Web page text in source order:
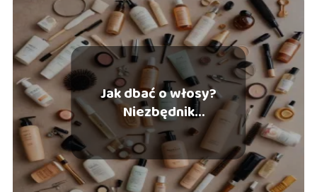
Jak dbać o włosy?
Niezbędnik
włosomaniaczki